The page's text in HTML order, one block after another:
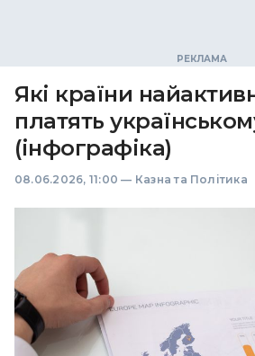
Які країни
платять
(інфографіка)
08.06.2026, 11:00 — Казна та Політика